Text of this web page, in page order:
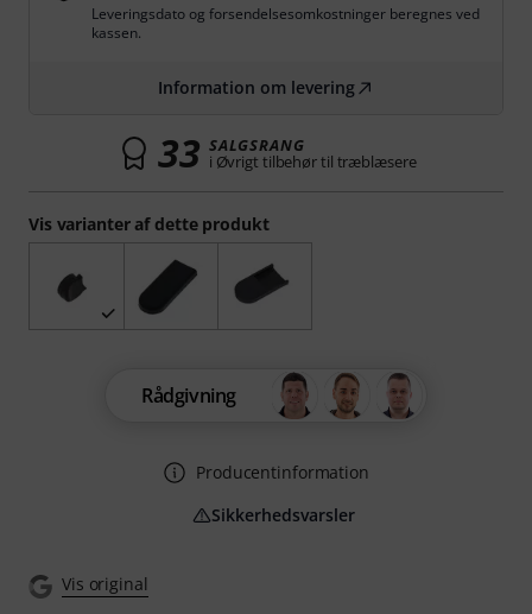
Vis original
Vis varianter af dette produkt
Leveringsdato og forsendelsesomkostninger beregnes ved
kassen.
Information om levering
33 SALGSRANG
i Øvrigt tilbehør til træblæsere
Rådgivning
Producentinformation
Sikkerhedsvarsler